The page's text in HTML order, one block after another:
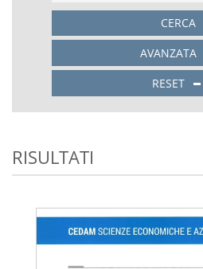
CERCA
AVANZATA
RESET
RISULTATI